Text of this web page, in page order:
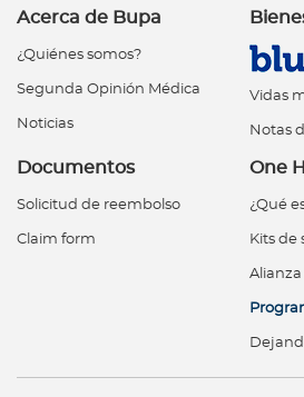
Acerca de Bupa
¿Quiénes somos?
Segunda Opinión Médica
Noticias
Vidas
Notas
Documentos
Solicitud de reembolso
Claim form
One
¿Qué
Kits de